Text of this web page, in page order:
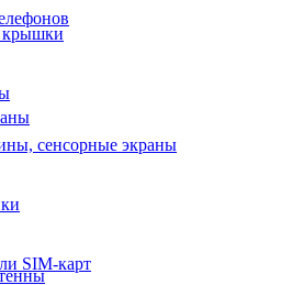
крышки
сенсорные экраны
SIM-карт